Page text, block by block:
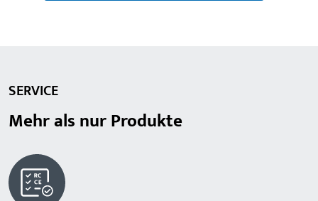
SERVICE
Mehr als nur Produkte